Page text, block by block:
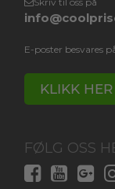
E-poster besvares
KLIKK
FØLG OSS